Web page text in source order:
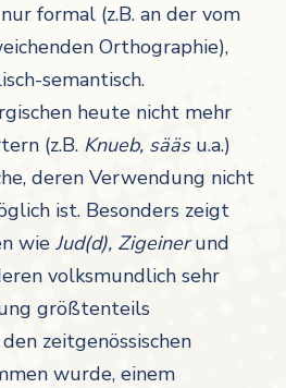
formal (z.B. an der vom
Orthographie),
semantisch.
heute nicht mehr
(z.B. Knueb, sääsu.a.)
deren Verwendung nicht
ist. Besonders zeigt
wie Jud(d), Zigeinerund
volksmundlich sehr
größtenteils
zeitgenössischen
wurde, einem